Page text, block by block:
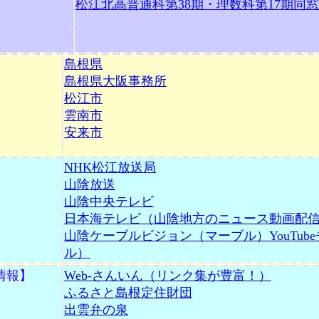
松江北高普通科第38期・理数科第17期同
島根県
島根県大阪事務所
松江市
雲南市
安来市
NHK松江放送局
山陰放送
山陰中央テレビ
日本海テレビ（山陰地方のニュース動画配
山陰ケーブルビジョン（マーブル）
ル）
】
Web-さんいん（リンク集が豊富！）
ふるさと島根定住財団
出雲弁の泉